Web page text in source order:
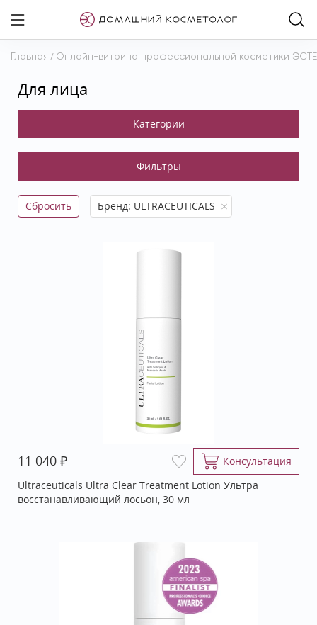
Главная / Онлайн-витрина профессиональной косметики
Для лица
Сбросить Бренд: ULTRACEUTICALS
11 040 ₽
Консультация
Ultraceuticals Ultra Clear Treatment Lotion Ультра
восстанавливающий лосьон, 30 мл